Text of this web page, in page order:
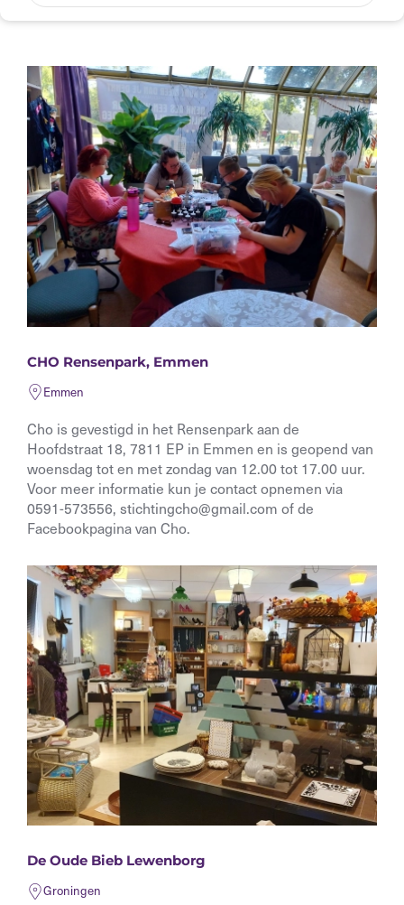
CHO Rensenpark, Emmen
Emmen
Cho is gevestigd in het Rensenpark aan de
Hoofdstraat 18, 7811 EP in Emmen en is geopend van
woensdag tot en met zondag van 12.00 tot 17.00 uur.
Voor meer informatie kun je contact opnemen via
0591-573556, stichtingcho@gmail.com of de
Facebookpagina van Cho.
De Oude Bieb Lewenborg
Groningen